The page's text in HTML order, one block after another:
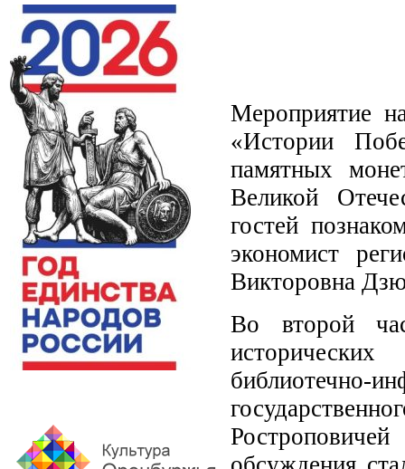
Мероприятие
«Истории
памятных
Великой
гостей
экономист
Викторовна
Во второй
библиотечно-